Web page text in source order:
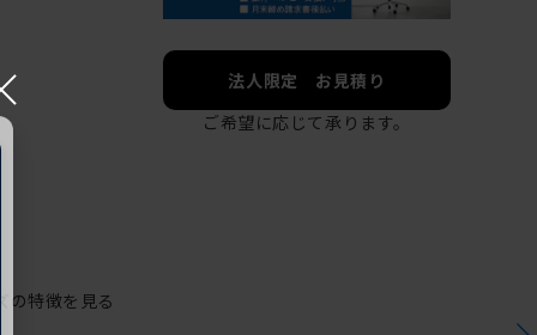
法人限定 お見積り
ご希望に応じて承ります。
の特徴を見る